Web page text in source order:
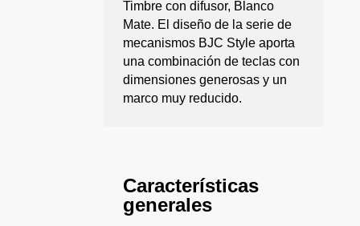
Timbre con difusor, Blanco
Mate. El diseño de la serie de
mecanismos BJC Style aporta
una combinación de teclas con
dimensiones generosas y un
marco muy reducido.
Características
generales